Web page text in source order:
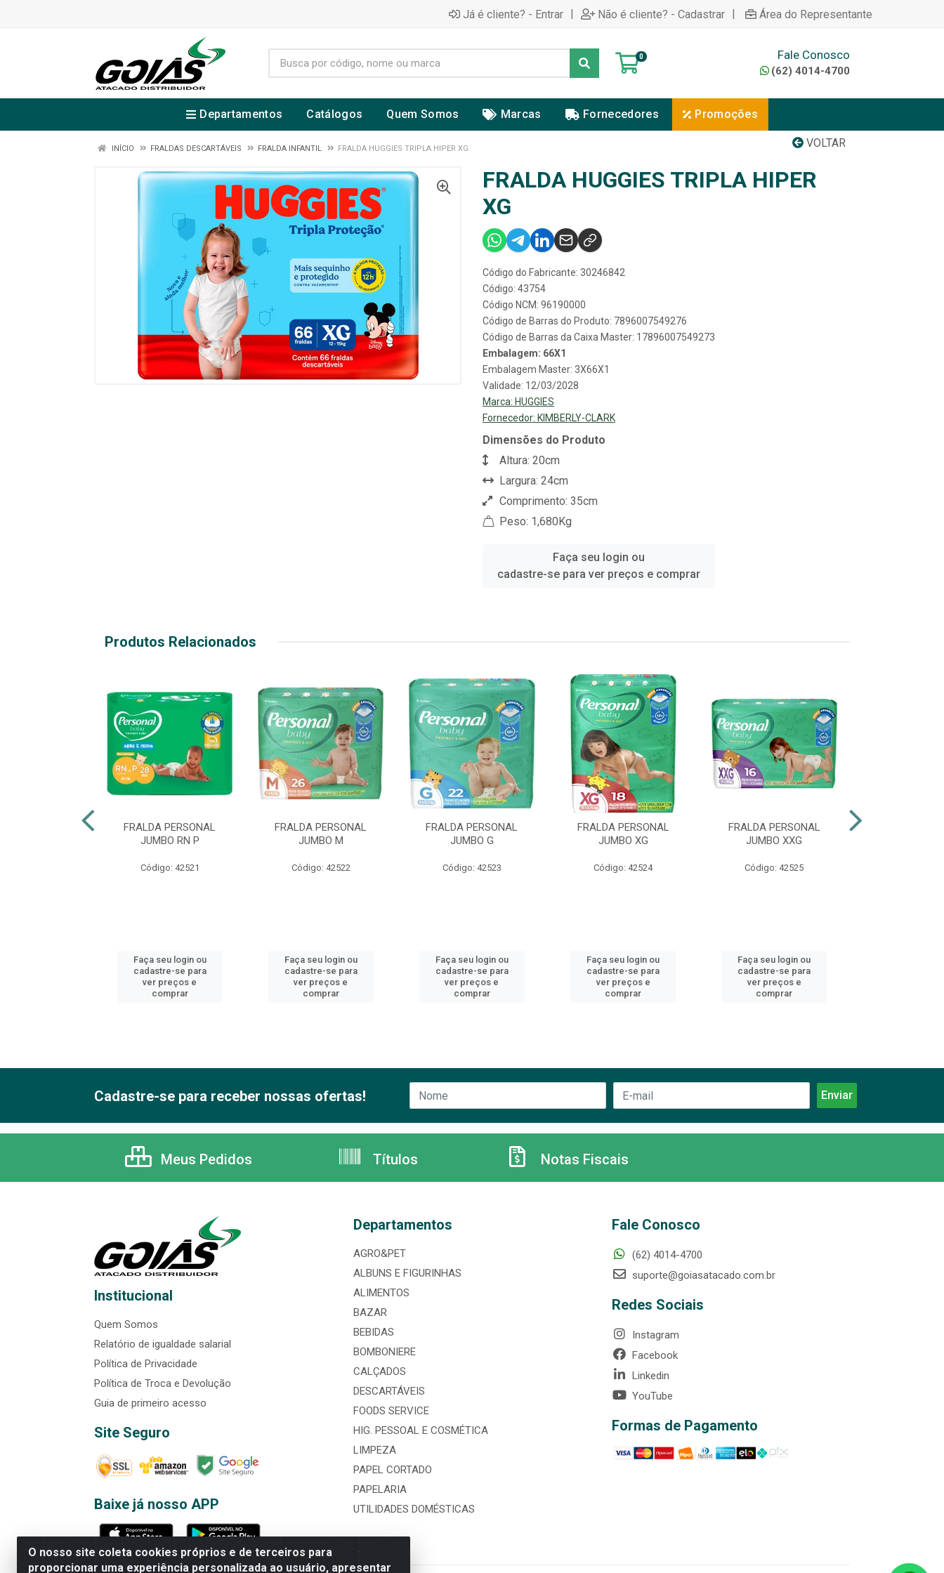
Já é cliente? - Entrar | Não é cliente? - Cadastrar | Área do Representante
0 Fale Conosco
(62) 4014-4700
Departamentos Catálogos Quem Somos Marcas Fornecedores Promoções
VOLTAR
INÍCIO FRALDAS DESCARTÁVEIS FRALDA INFANTIL FRALDA HUGGIES TRIPLA HIPER XG
FRALDA HUGGIES TRIPLA HIPER
XG
Código do Fabricante: 30246842
Código: 43754
Código NCM: 96190000
Código de Barras do Produto: 7896007549276
Código de Barras da Caixa Master: 17896007549273
Embalagem: 66X1
Embalagem Master: 3X66X1
Validade: 12/03/2028
Marca: HUGGIES
Fornecedor: KIMBERLY-CLARK
Dimensões do Produto
Altura: 20cm
Largura: 24cm
Comprimento: 35cm
Peso: 1,680Kg
Faça seu login ou
cadastre-se para ver preços e comprar
Produtos Relacionados
FRALDA PERSONAL
JUMBO RN P
Código: 42521
Faça seu login ou
cadastre-se para
ver preços e
comprar
FRALDA PERSONAL
JUMBO M
Código: 42522
Faça seu login ou
cadastre-se para
ver preços e
comprar
FRALDA PERSONAL
JUMBO G
Código: 42523
Faça seu login ou
cadastre-se para
ver preços e
comprar
FRALDA PERSONAL
JUMBO XG
Código: 42524
Faça seu login ou
cadastre-se para
ver preços e
comprar
FRALDA PERSONAL
JUMBO XXG
Código: 42525
Faça seu login ou
cadastre-se para
ver preços e
comprar
O nosso site coleta cookies próprios e de terceiros para
proporcionar uma experiência personalizada ao usuário, apresentar
Cadastre-se para receber nossas ofertas!
Meus Pedidos Títulos Notas Fiscais
Institucional
Quem Somos
Relatório de igualdade salarial
Política de Privacidade
Política de Troca e Devolução
Guia de primeiro acesso
Site Seguro
Baixe já nosso APP
Departamentos
AGRO&PET
ALBUNS E FIGURINHAS
ALIMENTOS
BAZAR
BEBIDAS
BOMBONIERE
CALÇADOS
DESCARTÁVEIS
FOODS SERVICE
HIG. PESSOAL E COSMÉTICA
LIMPEZA
PAPEL CORTADO
PAPELARIA
UTILIDADES DOMÉSTICAS
Fale Conosco
(62) 4014-4700
suporte@goiasatacado.com.br
Redes Sociais
Instagram
Facebook
Linkedin
YouTube
Formas de Pagamento